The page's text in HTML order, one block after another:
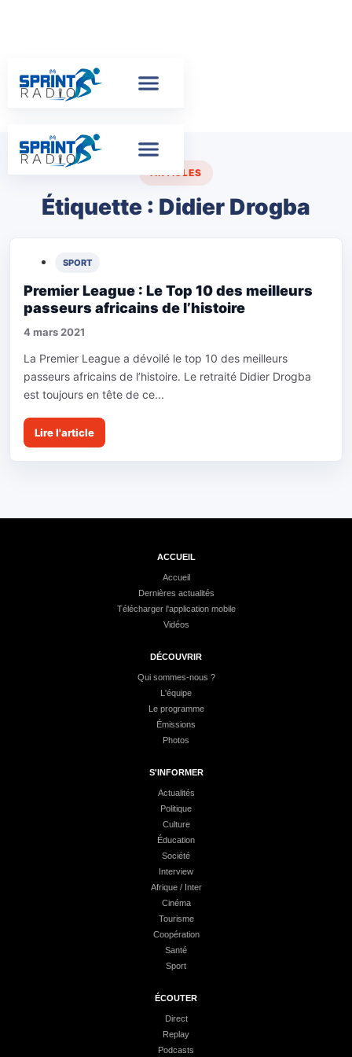
ARTICLES
Étiquette : Didier Drogba
SPORT
Premier League : Le Top 10 des meilleurs
passeurs africains de l’histoire
4 mars 2021
La Premier League a dévoilé le top 10 des meilleurs
passeurs africains de l’histoire. Le retraité Didier Drogba
est toujours en tête de ce...
Lire l'article
ACCUEIL
Accueil
Dernières actualités
Télécharger l'application mobile
Vidéos
DÉCOUVRIR
Qui sommes-nous ?
L'équipe
Le programme
Émissions
Photos
S'INFORMER
Actualités
Politique
Culture
Éducation
Société
Interview
Afrique / Inter
Cinéma
Tourisme
Coopération
Santé
Sport
ÉCOUTER
Direct
Replay
Podcasts